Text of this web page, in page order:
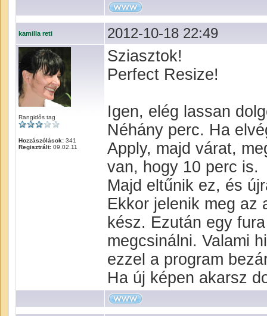
kamilla reti 2012-10-18 22:49
Rangidős tag
Hozzászólások: 341
Regisztrált: 09.02.11
Sziasztok!
Perfect Resize!
Igen, elég lassan
Néhány perc. Ha
Apply, majd várat,
van, hogy 10 perc is.
Majd eltűnik ez, és
Ekkor jelenik meg az
kész. Ezután egy
megcsinálni. Valami
ezzel a program
Ha új képen akarsz